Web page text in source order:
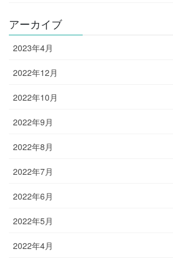
アーカイブ
2023年4月
2022年12月
2022年10月
2022年9月
2022年8月
2022年7月
2022年6月
2022年5月
2022年4月